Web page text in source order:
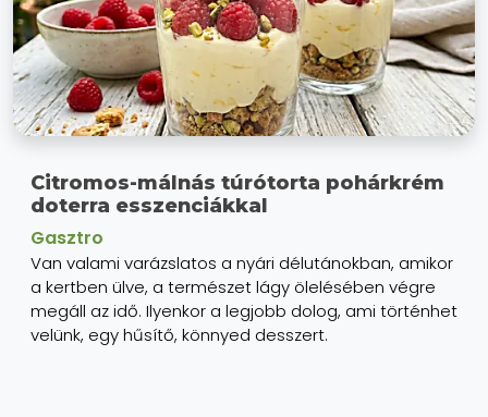
Citromos-málnás túrótorta pohárkrém
doterra esszenciákkal
Gasztro
Van valami varázslatos a nyári délutánokban, amikor
a kertben ülve, a természet lágy ölelésében végre
megáll az idő. Ilyenkor a legjobb dolog, ami történhet
velünk, egy hűsítő, könnyed desszert.